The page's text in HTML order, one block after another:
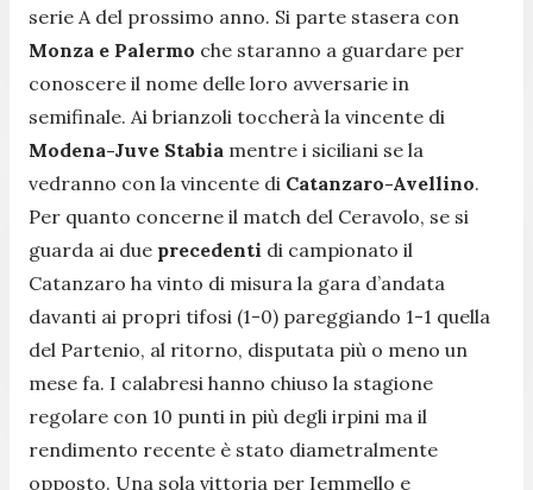
serie A del prossimo anno. Si parte stasera con
Monza e Palermo che staranno a guardare per
conoscere il nome delle loro avversarie in
semifinale. Ai brianzoli toccherà la vincente di
Modena-Juve Stabia mentre i siciliani se la
vedranno con la vincente di Catanzaro-Avellino.
Per quanto concerne il match del Ceravolo, se si
guarda ai due precedenti di campionato il
Catanzaro ha vinto di misura la gara d’andata
davanti ai propri tifosi (1-0) pareggiando 1-1 quella
del Partenio, al ritorno, disputata più o meno un
mese fa. I calabresi hanno chiuso la stagione
regolare con 10 punti in più degli irpini ma il
rendimento recente è stato diametralmente
opposto. Una sola vittoria per Iemmello e